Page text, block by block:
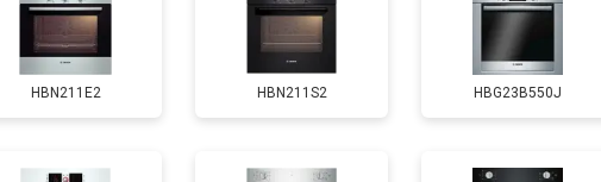
HBN211E2 HBN211S2 HBG23B550J